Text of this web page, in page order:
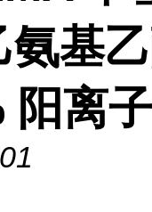
氨基
阳离